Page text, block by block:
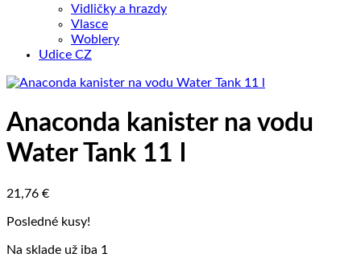
Vidličky a hrazdy
Vlasce
Woblery
Udice CZ
Anaconda kanister na vodu
Water Tank 11 l
21,76 €
Posledné kusy!
Na sklade už iba 1